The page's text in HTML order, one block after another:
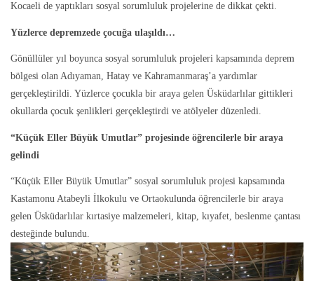
Kocaeli de yaptıkları sosyal sorumluluk projelerine de dikkat çekti.
Yüzlerce depremzede çocuğa ulaşıldı…
Gönüllüler yıl boyunca sosyal sorumluluk projeleri kapsamında deprem
bölgesi olan Adıyaman, Hatay ve Kahramanmaraş’a yardımlar
gerçekleştirildi. Yüzlerce çocukla bir araya gelen Üsküdarlılar gittikleri
okullarda çocuk şenlikleri gerçekleştirdi ve atölyeler düzenledi.
“Küçük Eller Büyük Umutlar” projesinde öğrencilerle bir araya
gelindi
“Küçük Eller Büyük Umutlar” sosyal sorumluluk projesi kapsamında
Kastamonu Atabeyli İlkokulu ve Ortaokulunda öğrencilerle bir araya
gelen Üsküdarlılar kırtasiye malzemeleri, kitap, kıyafet, beslenme çantası
desteğinde bulundu.